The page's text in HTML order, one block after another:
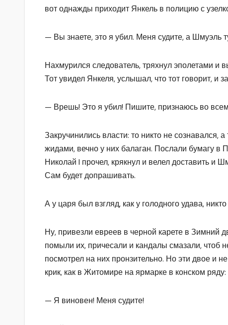
вот однажды приходит Янкель в полицию с
— Вы знаете, это я убил. Меня судите, а Шмуэль
Нахмурился следователь, тряхнул эполетами и
Тот увидел Янкеля, услышал, что тот говорит, и
— Врешь! Это я убил! Пишите, признаюсь во
Закручинились власти: то никто не сознавался,
жидами, вечно у них балаган. Послали бумагу в
Николай I прочел, крякнул и велел доставить и
Сам будет допрашивать.
А у царя был взгляд, как у голодного удава,
Ну, привезли евреев в черной карете в Зимний
помыли их, причесали и кандалы смазали, чтоб
посмотрел на них пронзительно. Но эти двое и
крик, как в Жи­томире на ярмарке в конском ряду:
— Я виновен! Меня судите!